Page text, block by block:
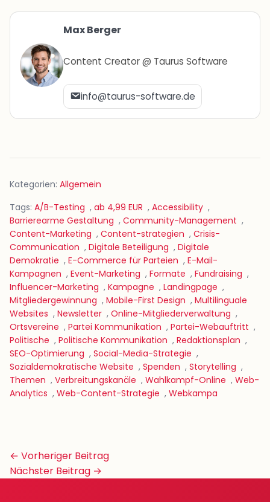
Max Berger
Content Creator @ Taurus Software
info@taurus-software.de
Kategorien: Allgemein
Tags: A/B-Testing , ab 4,99 EUR , Accessibility ,
Barrierearme Gestaltung , Community-Management ,
Content-Marketing , Content-strategien , Crisis-
Communication , Digitale Beteiligung , Digitale
Demokratie , E-Commerce für Parteien , E-Mail-
Kampagnen , Event-Marketing , Formate , Fundraising ,
Influencer-Marketing , Kampagne , Landingpage ,
Mitgliedergewinnung , Mobile-First Design , Multilinguale
Websites , Newsletter , Online-Mitgliederverwaltung ,
Ortsvereine , Partei Kommunikation , Partei-Webauftritt ,
Politische , Politische Kommunikation , Redaktionsplan ,
SEO-Optimierung , Social-Media-Strategie ,
Sozialdemokratische Website , Spenden , Storytelling ,
Themen , Verbreitungskanäle , Wahlkampf-Online , Web-
Analytics , Web-Content-Strategie , Webkampa
Beitrags-
Navigation
← Vorheriger Beitrag
Nächster Beitrag →